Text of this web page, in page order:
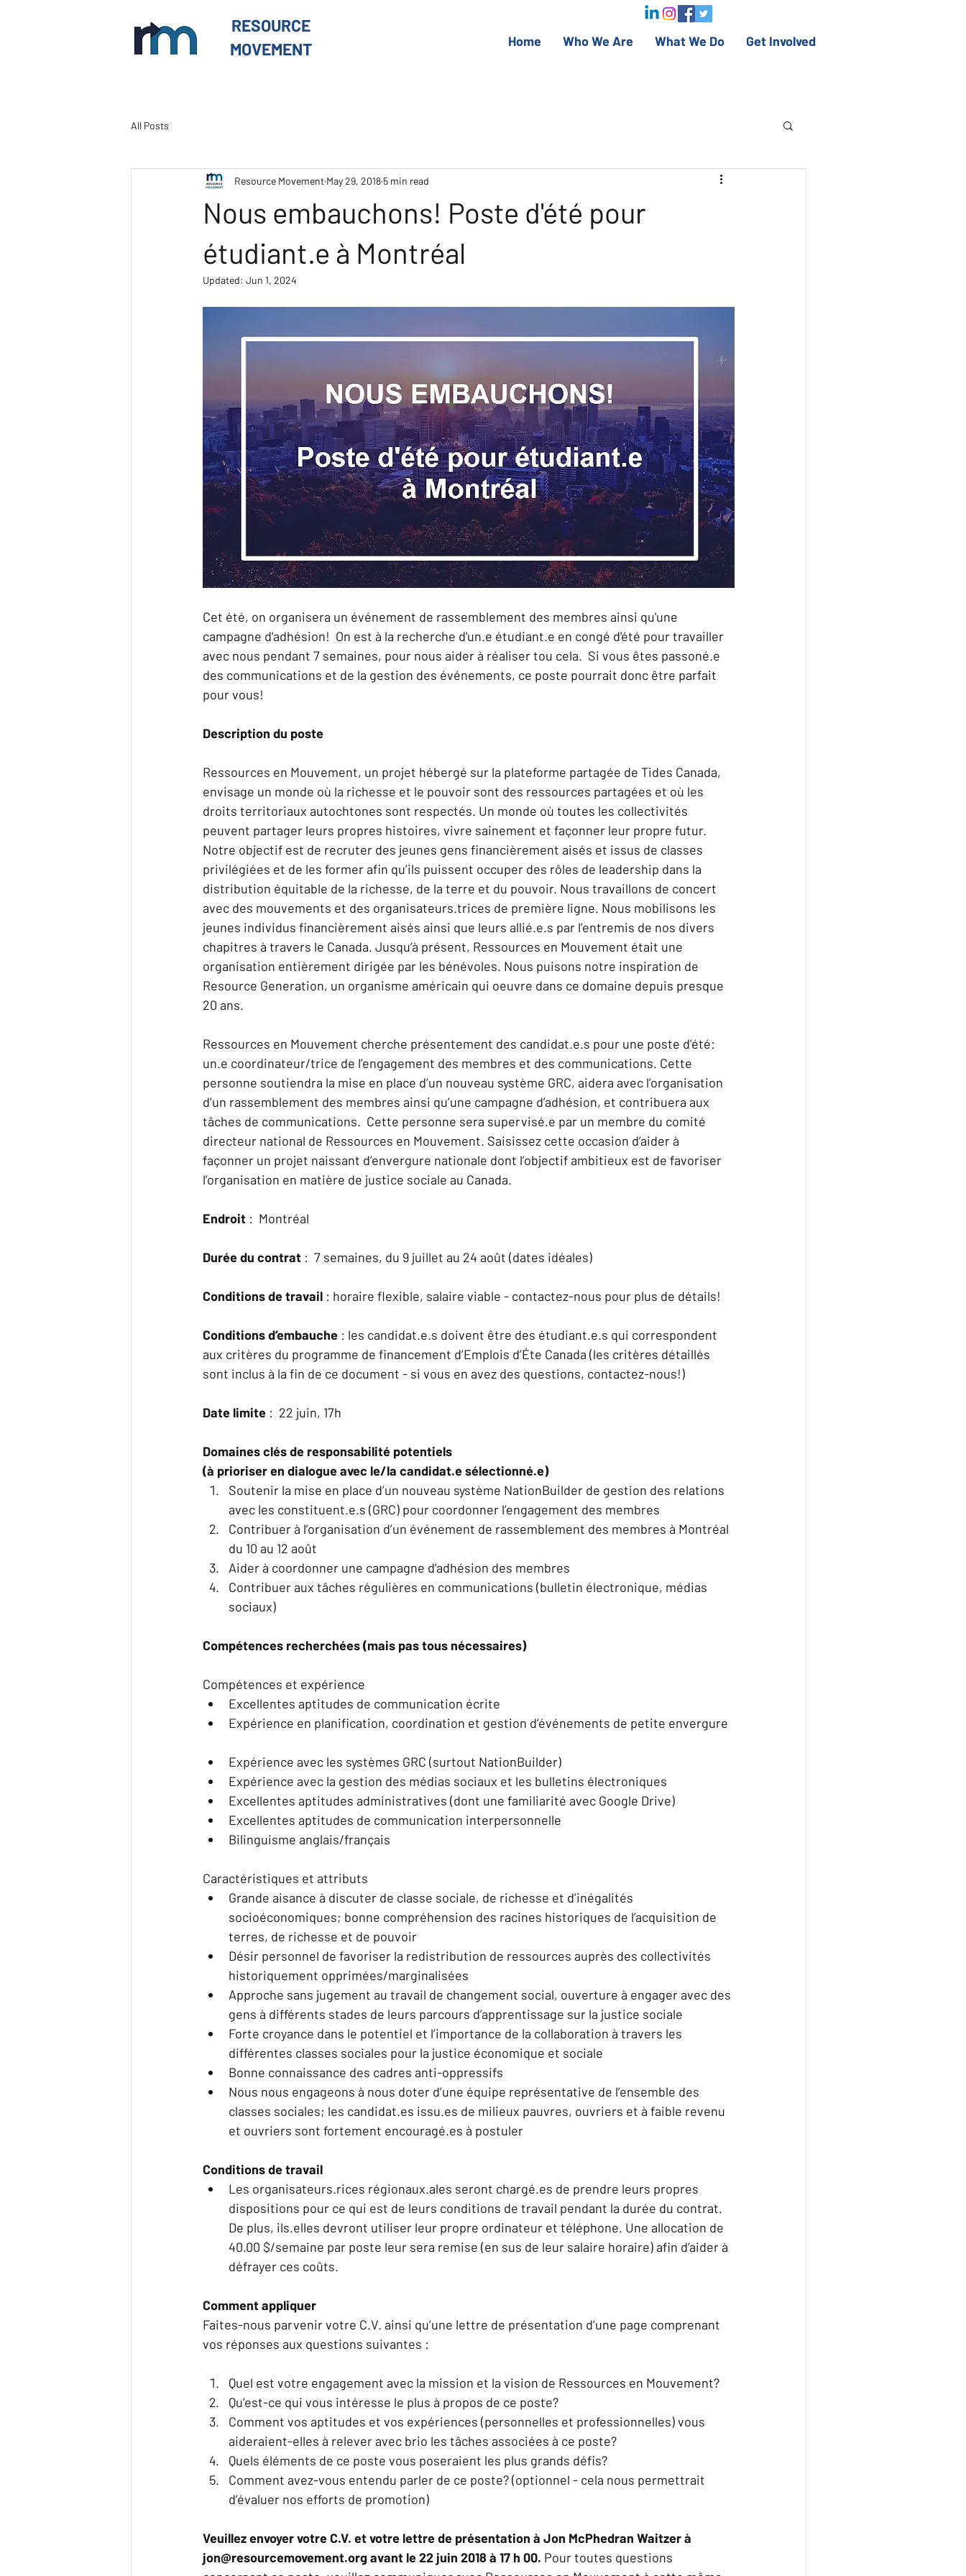
RESOURCE
MOVEMENT
Home Who We Are What We Do Get Involved
All Posts
Nous embauchons! Poste d'été pour
étudiant.e à Montréal
Resource Movement May 29, 2018 5 min read
Updated: Jun 1, 2024
Cet été, on organisera un événement de rassemblement des membres ainsi qu'une
campagne d'adhésion!  On est à la recherche d'un.e étudiant.e en congé d'été pour travailler
avec nous pendant 7 semaines, pour nous aider à réaliser tou cela.  Si vous êtes passoné.e
des communications et de la gestion des événements, ce poste pourrait donc être parfait
pour vous!
Description du poste
Ressources en Mouvement, un projet hébergé sur la plateforme partagée de Tides Canada,
envisage un monde où la richesse et le pouvoir sont des ressources partagées et où les
droits territoriaux autochtones sont respectés. Un monde où toutes les collectivités
peuvent partager leurs propres histoires, vivre sainement et façonner leur propre futur.
Notre objectif est de recruter des jeunes gens financièrement aisés et issus de classes
privilégiées et de les former afin qu’ils puissent occuper des rôles de leadership dans la
distribution équitable de la richesse, de la terre et du pouvoir. Nous travaillons de concert
avec des mouvements et des organisateurs.trices de première ligne. Nous mobilisons les
jeunes individus financièrement aisés ainsi que leurs allié.e.s par l’entremis de nos divers
chapitres à travers le Canada. Jusqu’à présent, Ressources en Mouvement était une
organisation entièrement dirigée par les bénévoles. Nous puisons notre inspiration de
Resource Generation, un organisme américain qui oeuvre dans ce domaine depuis presque
20 ans.
Ressources en Mouvement cherche présentement des candidat.e.s pour une poste d’été:
un.e coordinateur/trice de l’engagement des membres et des communications. Cette
personne soutiendra la mise en place d’un nouveau système GRC, aidera avec l’organisation
d’un rassemblement des membres ainsi qu’une campagne d’adhésion, et contribuera aux
tâches de communications.  Cette personne sera supervisé.e par un membre du comité
directeur national de Ressources en Mouvement. Saisissez cette occasion d’aider à
façonner un projet naissant d’envergure nationale dont l’objectif ambitieux est de favoriser
l’organisation en matière de justice sociale au Canada.
Endroit :  Montréal
Durée du contrat :  7 semaines, du 9 juillet au 24 août (dates idéales)
Conditions de travail : horaire flexible, salaire viable - contactez-nous pour plus de détails!
Conditions d’embauche : les candidat.e.s doivent être des étudiant.e.s qui correspondent
aux critères du programme de financement d’Emplois d’Éte Canada (les critères détaillés
sont inclus à la fin de ce document - si vous en avez des questions, contactez-nous!)
Date limite :  22 juin, 17h
Domaines clés de responsabilité potentiels
(à prioriser en dialogue avec le/la candidat.e sélectionné.e)
Soutenir la mise en place d’un nouveau système NationBuilder de gestion des relations
avec les constituent.e.s (GRC) pour coordonner l’engagement des membres
Contribuer à l’organisation d’un événement de rassemblement des membres à Montréal
du 10 au 12 août
Aider à coordonner une campagne d’adhésion des membres
Contribuer aux tâches régulières en communications (bulletin électronique, médias
sociaux)
Compétences recherchées (mais pas tous nécessaires)
Compétences et expérience
Excellentes aptitudes de communication écrite
Expérience en planification, coordination et gestion d’événements de petite envergure
Expérience avec les systèmes GRC (surtout NationBuilder)
Expérience avec la gestion des médias sociaux et les bulletins électroniques
Excellentes aptitudes administratives (dont une familiarité avec Google Drive)
Excellentes aptitudes de communication interpersonnelle
Bilinguisme anglais/français
Caractéristiques et attributs
Grande aisance à discuter de classe sociale, de richesse et d’inégalités
socioéconomiques; bonne compréhension des racines historiques de l’acquisition de
terres, de richesse et de pouvoir
Désir personnel de favoriser la redistribution de ressources auprès des collectivités
historiquement opprimées/marginalisées
Approche sans jugement au travail de changement social, ouverture à engager avec des
gens à différents stades de leurs parcours d’apprentissage sur la justice sociale
Forte croyance dans le potentiel et l’importance de la collaboration à travers les
différentes classes sociales pour la justice économique et sociale
Bonne connaissance des cadres anti-oppressifs
Nous nous engageons à nous doter d’une équipe représentative de l’ensemble des
classes sociales; les candidat.es issu.es de milieux pauvres, ouvriers et à faible revenu
et ouvriers sont fortement encouragé.es à postuler
Conditions de travail
Les organisateurs.rices régionaux.ales seront chargé.es de prendre leurs propres
dispositions pour ce qui est de leurs conditions de travail pendant la durée du contrat.
De plus, ils.elles devront utiliser leur propre ordinateur et téléphone. Une allocation de
40.00 $/semaine par poste leur sera remise (en sus de leur salaire horaire) afin d’aider à
défrayer ces coûts.
Comment appliquer
Faites-nous parvenir votre C.V. ainsi qu’une lettre de présentation d’une page comprenant
vos réponses aux questions suivantes :
Quel est votre engagement avec la mission et la vision de Ressources en Mouvement?
Qu’est-ce qui vous intéresse le plus à propos de ce poste?
Comment vos aptitudes et vos expériences (personnelles et professionnelles) vous
aideraient-elles à relever avec brio les tâches associées à ce poste?
Quels éléments de ce poste vous poseraient les plus grands défis?
Comment avez-vous entendu parler de ce poste? (optionnel - cela nous permettrait
d’évaluer nos efforts de promotion)
Veuillez envoyer votre C.V. et votre lettre de présentation à Jon McPhedran Waitzer à
jon@resourcemovement.org avant le 22 juin 2018 à 17 h 00. Pour toutes questions